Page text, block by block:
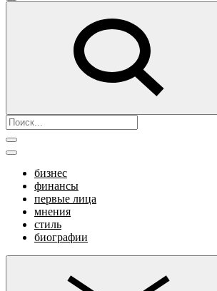
бизнес
финансы
первые лица
мнения
стиль
биографии